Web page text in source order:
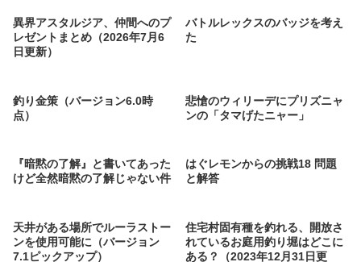
異界アスタルジア、仲間へのプ
レゼントまとめ（2026年7月6
日更新）
バトルレックスのバッジを考え
た
釣り金策（バージョン6.0時
点）
悲愴のウィリーデにプリズニャ
ンの「タマげたニャー」
『暗黙の了解』と書いてあった
けど全然暗黙の了解じゃない件
はぐレモンからの挑戦18 問題
と解答
天井がある場所でルーラストー
ンを使用可能に（バージョン
7.1ピックアップ）
住宅村固有種を釣れる、開放さ
れているお庭用釣り堀はどこに
ある？（2023年12月31日更